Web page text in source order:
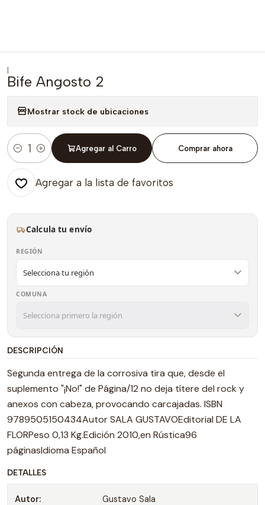
|
Bife Angosto 2
Mostrar stock de ubicaciones
Cantidad
Agregar al Carro Comprar ahora
Agregar a la lista de favoritos
Calcula tu envío
REGIÓN
COMUNA
DESCRIPCIÓN
Segunda entrega de la corrosiva tira que, desde el
suplemento "¡No!" de Página/12 no deja títere del rock y
anexos con cabeza, provocando carcajadas. ISBN
9789505150434Autor SALA GUSTAVOEditorial DE LA
FLORPeso 0,13 Kg.Edición 2010,en Rústica96
páginasIdioma Español
DETALLES
Autor: Gustavo Sala